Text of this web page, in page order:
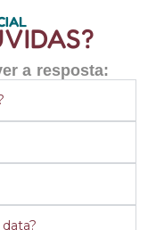
a resposta: